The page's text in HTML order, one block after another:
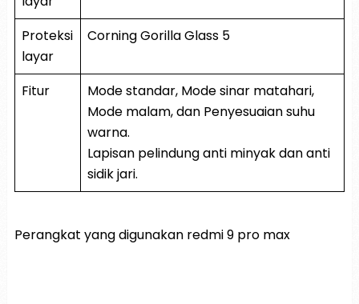
Proteksi
layar
Corning Gorilla Glass 5
Fitur
Mode standar, Mode sinar matahari,
Mode malam, dan Penyesuaian suhu
warna.
Lapisan pelindung anti minyak dan anti
sidik jari.
Perangkat yang digunakan redmi 9 pro max